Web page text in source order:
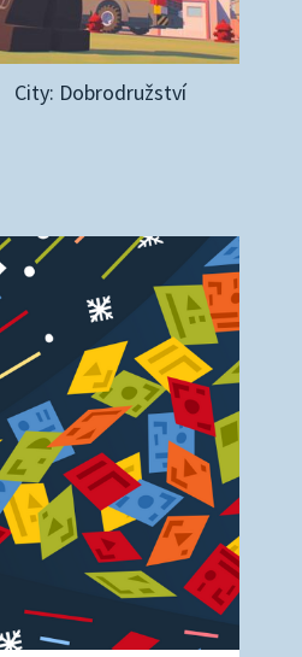
City: Dobrodružství